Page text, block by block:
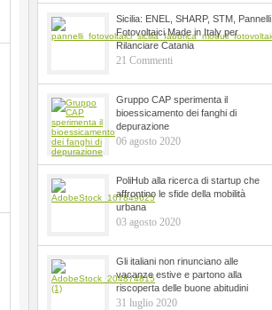
Sicilia: ENEL, SHARP, STM, Pannelli
Fotovoltaici Made in Italy per
Rilanciare Catania
21 Commenti
Gruppo CAP sperimenta il
bioessicamento dei fanghi di
depurazione
06 agosto 2020
PoliHub alla ricerca di startup che
affrontino le sfide della mobilità
urbana
03 agosto 2020
Gli italiani non rinunciano alle
vacanze estive e partono alla
riscoperta delle buone abitudini
31 luglio 2020